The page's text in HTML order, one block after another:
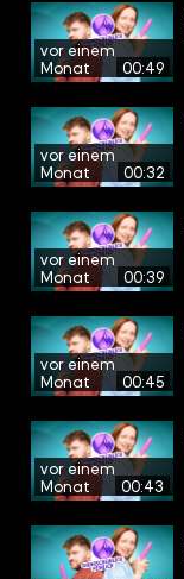
vor einem
Monat
00:49
vor einem
Monat
00:32
vor einem
Monat
00:39
vor einem
Monat
00:45
vor einem
Monat
00:43